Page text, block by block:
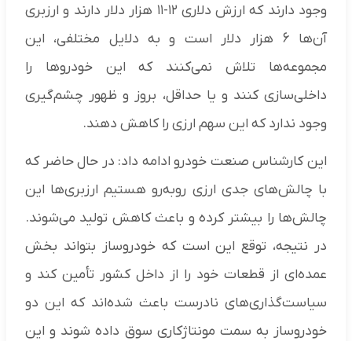
وجود دارند که ارزش دلاری ۱۲-۱۱ هزار دلار دارند و ارزبری
آن‌ها ۶ هزار دلار است و به دلایل مختلفی، این
مجموعه‌ها تلاش نمی‌کنند که این خودروها را
داخلی‌سازی کنند و یا حداقل، بروز و ظهور چشم‌گیری
وجود ندارد که این سهم ارزی را کاهش دهند.‌
این کارشناس صنعت خودرو ادامه داد: در حال حاضر که
با چالش‌های جدی ارزی روبه‌رو هستیم ارزبری‌ها این
چالش‌ها را بیشتر کرده و باعث کاهش تولید می‌شوند.
در نتیجه، توقع این است که خودروساز بتواند بخش
عمده‌ای از قطعات خود را از داخل کشور تأمین کند و
سیاست‌گذاری‌های نادرست باعث شده‌اند که این دو
خودروساز به سمت مونتاژکاری سوق داده شوند و این